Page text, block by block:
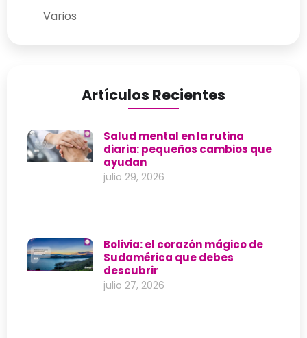
Varios
Artículos Recientes
Salud mental en la rutina
diaria: pequeños cambios que
ayudan
julio 29, 2026
Bolivia: el corazón mágico de
Sudamérica que debes
descubrir
julio 27, 2026